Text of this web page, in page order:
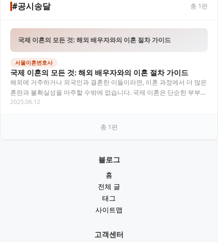
#공시송달 총 1편
국제 이혼의 모든 것: 해외 배우자와의 이혼 절차 가이드
서울이혼변호사
국제 이혼의 모든 것: 해외 배우자와의 이혼 절차 가이드
해외에 거주하거나 외국인과 결혼한 이들이라면, 이혼 과정에서 더 많은
혼란과 불확실성을 마주할 수밖에 없습니다. 국제 이혼은 단순한 부부의
결별 문제가 아니라, 국적, 거주지, 관…
2025.06.12
총 1편
블로그
홈
전체 글
태그
사이트맵
고객센터